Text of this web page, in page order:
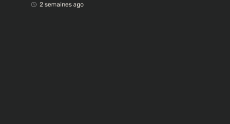
rendent des œuvres africaines pillées